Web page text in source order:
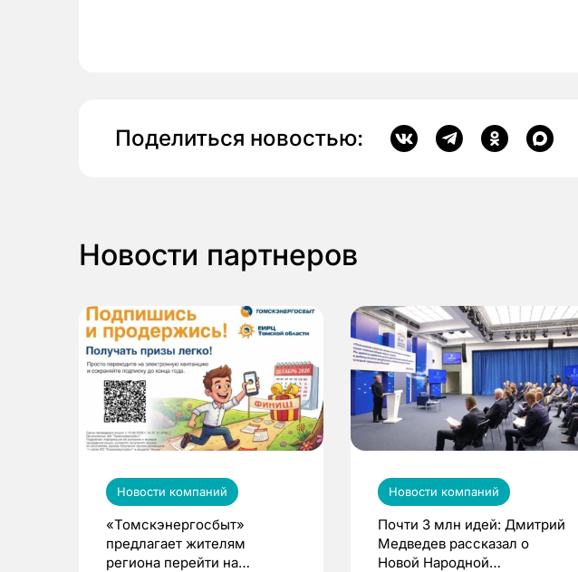
Поделиться новостью:
Новости партнеров
Новости компаний
«Томскэнергосбыт»
предлагает жителям
региона перейти на
Новости компаний
Почти 3 млн идей: Дмитрий
Медведев рассказал о
Новой Народной